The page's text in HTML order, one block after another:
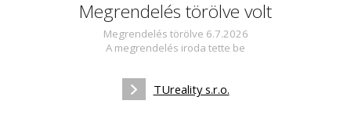
Megrendelés törölve volt
Megrendelés törölve 6.7.2026
A megrendelés iroda tette be
TUreality s.r.o.